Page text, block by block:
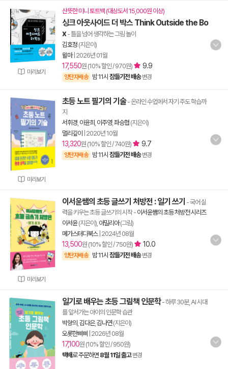
미리보기
산뜻한 미니 토트백 (대상도서 15,000원 이상)
싱크 아웃사이드 더 박스 Think Outside the Bo
x- 틀을 넘어 생각하는 그림 놀이
김호정 (지은이)
윌마| 2026년 01월
17,550원 (10% 할인 / 970원) 9.9
양탄자배송 밤 11시 잠들기전 배송 변경
미리보기
초등 노트 필기의 기술- 온라인 수업에서 자기 주도 학습까
지
서휘경 이윤희 이주영, 좌승협 (지은이)
멀리깊이
2020년 10월
13,320원 (10% 할인 / 740원) 9.7
양탄자배송 밤 11시 잠들기전 배송 변경
미리보기
이서윤쌤의 초등 글쓰기 처방전 : 일기 쓰기 - 국어 실
력을 키우는 초등 글쓰기의 시작- 이서윤쌤의 초등 처방전 시리즈
이서윤(지은이), 아밀리아(그림)
메가스터디북스| 2024년 08월
13,500원 (10% 할인 / 750원) 10.0
양탄자배송 밤 11시 잠들기전 배송 변경
일기로 배우는 초등 그림책 인문학- 하루 30분, AI 시대
를 앞서가는 아이의 인문학 습관
박향의 김다은, 김나연(지은이)
오롯한삐삐
2026년 08월
17,100원 (10% 할인 / 950원)
택배로 주문하면 8월 11일 출고 변경